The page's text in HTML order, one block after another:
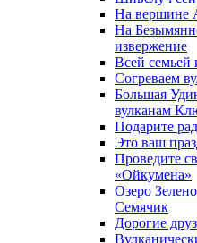
На вершине
На
извержение
Всей семьей
Согреваем
Большая
вулканам
Подарите
Это ваш
Проведите
«Ойкумена»
Озеро
Семячик
Дорогие